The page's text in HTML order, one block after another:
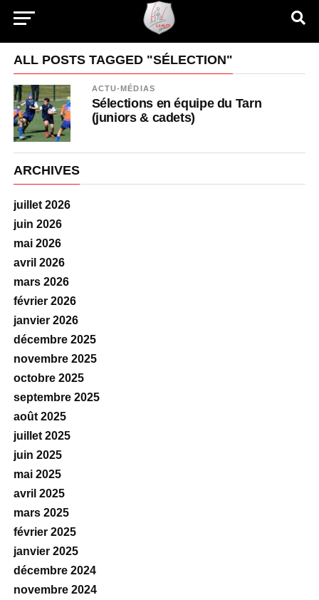
ALL POSTS TAGGED "SÉLECTION"
ACTU-MÉDIAS
Sélections en équipe du Tarn
(juniors & cadets)
ARCHIVES
juillet 2026
juin 2026
mai 2026
avril 2026
mars 2026
février 2026
janvier 2026
décembre 2025
novembre 2025
octobre 2025
septembre 2025
août 2025
juillet 2025
juin 2025
mai 2025
avril 2025
mars 2025
février 2025
janvier 2025
décembre 2024
novembre 2024